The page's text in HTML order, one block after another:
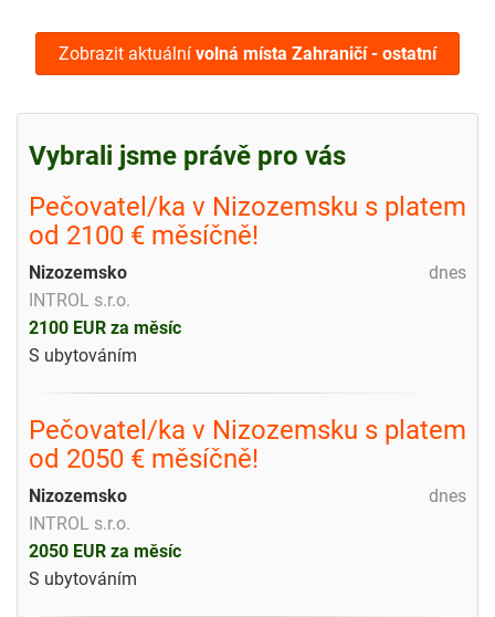
Zobrazit aktuální volná místa Zahraničí - ostatní
Vybrali jsme právě pro vás
Pečovatel/ka v Nizozemsku s platem
od 2100 € měsíčně!
dnes
Nizozemsko
INTROL s.r.o.
2100 EUR za měsíc
S ubytováním
Pečovatel/ka v Nizozemsku s platem
od 2050 € měsíčně!
dnes
Nizozemsko
INTROL s.r.o.
2050 EUR za měsíc
S ubytováním